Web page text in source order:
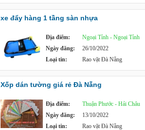
xe đẩy hàng 1 tầng sàn nhựa
Địa điểm:
Ngoại Tỉnh - Ngoại Tỉnh
Ngày đăng:
26/10/2022
Loại tin:
Rao vặt Đà Nẵng
Xốp dán tường giá rẻ Đà Nẵng
Địa điểm:
Thuận Phước - Hải Châu
Ngày đăng:
13/10/2022
Loại tin:
Rao vặt Đà Nẵng